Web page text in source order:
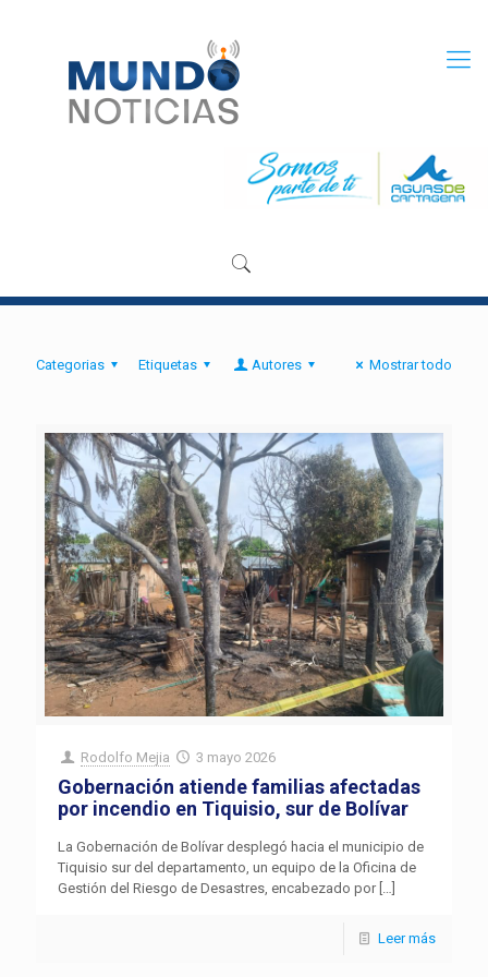
Categorias Etiquetas Autores Mostrar todo
Rodolfo Mejia 3 mayo 2026
Gobernación atiende familias afectadas
por incendio en Tiquisio, sur de Bolívar
La Gobernación de Bolívar desplegó hacia el municipio de
Tiquisio sur del departamento, un equipo de la Oficina de
Gestión del Riesgo de Desastres, encabezado por[…]
Leer más